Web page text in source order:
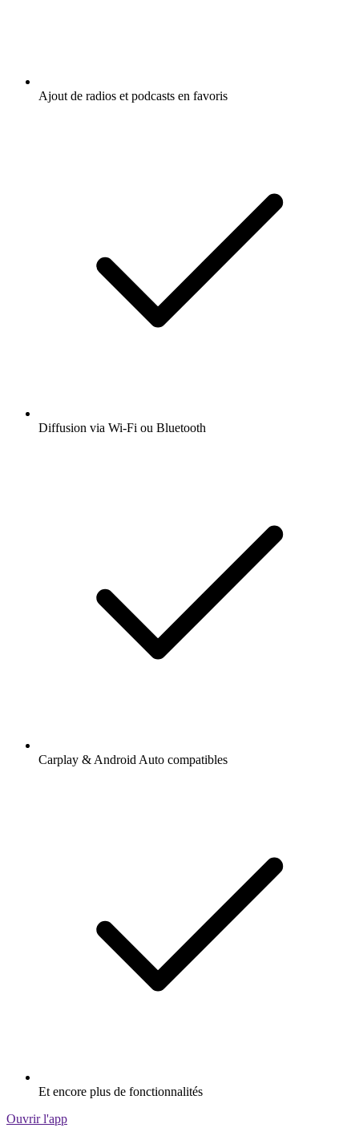
Ajout de radios et podcasts en favoris
Diffusion via Wi-Fi ou Bluetooth
Carplay & Android Auto compatibles
Et encore plus de fonctionnalités
Ouvrir l'app